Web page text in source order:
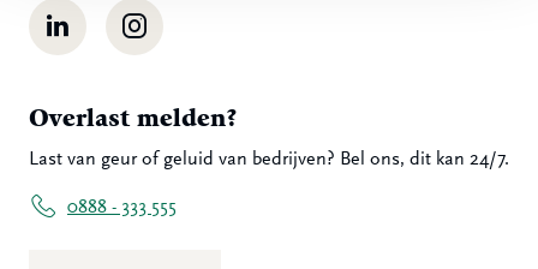
LinkedIn Instagram
Overlast melden?
Last van geur of geluid van bedrijven? Bel ons, dit kan 24/7.
0888 - 333 555